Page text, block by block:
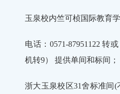
玉泉校内竺可桢国际教育
电话：0571-87951122 转
机转9） 提供单间和标间；
浙大玉泉校区31舍标准间